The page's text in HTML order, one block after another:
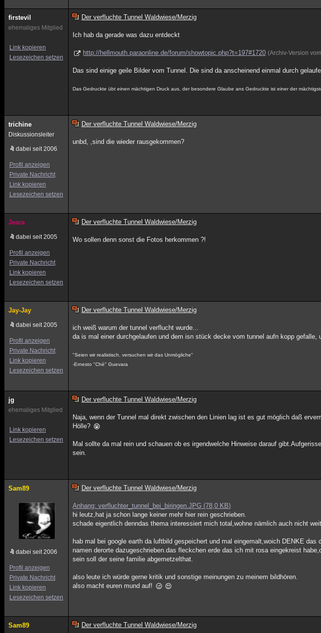
firstevil
ehemaliges Mitglied
Link kopieren
Lesezeichen setzen
Der verfluchte Tunnel Waldwiese/Merzig
Ich hab da gerade was dazu entdeckt
http://hellmouth.paraonline.de/forum/showtopic.php?t=197#1720 (Archiv-Version
Das sind einige geile Bilder vom Tunnel. Die sind da anscheinend einmal durch
Das Gedruckte übt einen mächtigen Druck aus, der besondere Glaube ans Gedruckte ist einer der
trichine
Diskussionsleiter
dabei seit 2006
Profil anzeigen
Private Nachricht
Link kopieren
Lesezeichen setzen
Der verfluchte Tunnel Waldwiese/Merzig
unbd, ,sind die wieder rausgekommen?
Jeara
dabei seit 2005
Profil anzeigen
Private Nachricht
Link kopieren
Lesezeichen setzen
Der verfluchte Tunnel Waldwiese/Merzig
Wo sollen denn sonst die Fotos herkommen ?!
Jay-Jay
dabei seit 2005
Profil anzeigen
Private Nachricht
Link kopieren
Lesezeichen setzen
Der verfluchte Tunnel Waldwiese/Merzig
ich weiß warum der tunnel verflucht wurde...
da is mal einer durchgelaufen und dem isn stück decke vom tunnel aufn kopp gefalle,
"Seien wir realistisch, versuchen wir das Unmögliche"
-Ernesto "Chè" Guevara
jg
ehemaliges Mitglied
Link kopieren
Lesezeichen setzen
Der verfluchte Tunnel Waldwiese/Merzig
Naja, wenn der Tunnel mal direkt zwischen den Linien lag ist es gut möglich daß
Hölle?
Mal sollte da mal rein und schauen ob es irgendwelche Hinweise darauf
sein.
Sam89
dabei seit 2006
Profil anzeigen
Private Nachricht
Link kopieren
Lesezeichen setzen
Der verfluchte Tunnel Waldwiese/Merzig
Anhang: verfluchter_tunnel_bei_biringen.JPG (78,0 KB)
hi leutz,hat ja schon lange keiner mehr hier rein geschrieben.
schade eigentlich denndas thema interessiert mich total,wohne nämlich auch nicht
hab mal bei google earth da luftbild gespeichert und mal eingemalt,woich DENKE
namen derorte dazugeschrieben.das fleckchen erde das ich mit rosa eingekreist
sein soll der seine familie abgemetzelthat.
also leute ich würde gerne kritik und sonstige meinungen zu meinem bildhören.
also macht euren mund auf!
Sam89 Der verfluchte Tunnel Waldwiese/Merzig